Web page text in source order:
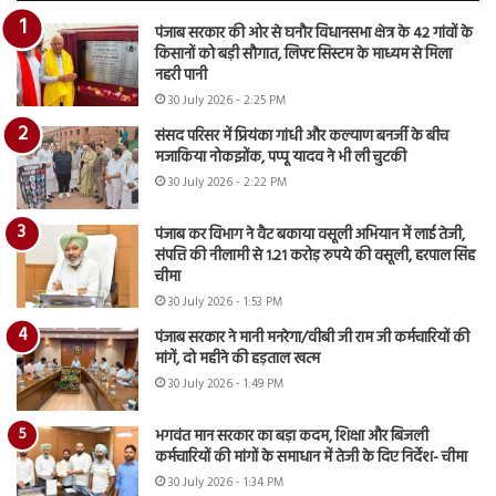
पंजाब सरकार की ओर से घनौर विधानसभा क्षेत्र के 42 गांवों के
किसानों को बड़ी सौगात, लिफ्ट सिस्टम के माध्यम से मिला
नहरी पानी
30 July 2026 - 2:25 PM
संसद परिसर में प्रियंका गांधी और कल्याण बनर्जी के बीच
मजाकिया नोकझोंक, पप्पू यादव ने भी ली चुटकी
30 July 2026 - 2:22 PM
पंजाब कर विभाग ने वैट बकाया वसूली अभियान में लाई तेजी,
संपत्ति की नीलामी से 1.21 करोड़ रुपये की वसूली, हरपाल सिंह
चीमा
30 July 2026 - 1:53 PM
पंजाब सरकार ने मानी मनरेगा/वीबी जी राम जी कर्मचारियों की
मांगें, दो महीने की हड़ताल खत्म
30 July 2026 - 1:49 PM
भगवंत मान सरकार का बड़ा कदम, शिक्षा और बिजली
कर्मचारियों की मांगों के समाधान में तेजी के दिए निर्देश- चीमा
30 July 2026 - 1:34 PM